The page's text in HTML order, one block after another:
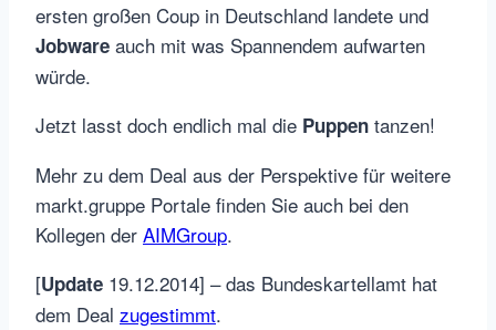
ersten großen Coup in Deutschland landete und
Jobware auch mit was Spannendem aufwarten
würde.
Jetzt lasst doch endlich mal die Puppen tanzen!
Mehr zu dem Deal aus der Perspektive für weitere
markt.gruppe Portale finden Sie auch bei den
Kollegen der AIMGroup.
[Update 19.12.2014] – das Bundeskartellamt hat
dem Deal zugestimmt.